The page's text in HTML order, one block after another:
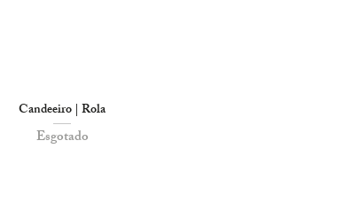
Candeeiro | Rola
Esgotado